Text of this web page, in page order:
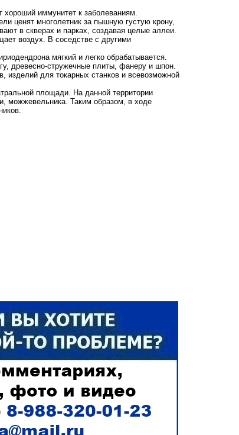
иммунитет к заболеваниям.
ценят многолетник за пышную густую крону,
в скверах и парках, создавая целые аллеи.
воздух. В соседстве с другими
мягкий и легко обрабатывается.
древесно-стружечные плиты, фанеру и шпон.
изделий для токарных станков и всевозможной
площади. На данной территории
можжевельника. Таким образом, в ходе